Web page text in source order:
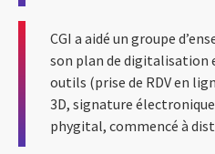
CGI a aidé un groupe
son plan de digitalisation
outils (prise de RDV en
3D, signature
phygital, commencé à